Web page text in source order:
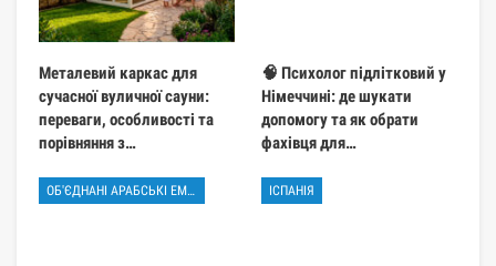
Металевий каркас для
сучасної вуличної сауни:
переваги, особливості та
порівняння з…
🧠 Психолог підлітковий у
Німеччині: де шукати
допомогу та як обрати
фахівця для…
ОБ'ЄДНАНІ АРАБСЬКІ ЕМІРАТИ ІСПАНІЯ